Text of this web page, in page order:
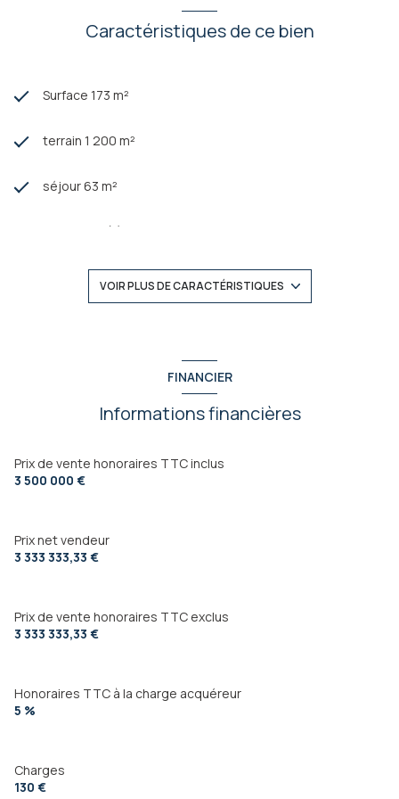
Caractéristiques de ce bien
Surface 173 m²
terrain 1 200 m²
séjour 63 m²
4 chambre(s)
cuisine américaine (équipée)
exposition Sud
vue Panoramique mer sur les Iles d'Or et la baie de
Cavalaire
cave
VOIR PLUS DE CARACTÉRISTIQUES
FINANCIER
Informations financières
Prix de vente honoraires TTC inclus
3 500 000 €
Prix net vendeur
3 333 333,33 €
Prix de vente honoraires TTC exclus
3 333 333,33 €
Honoraires TTC à la charge acquéreur
5 %
Charges
130 €